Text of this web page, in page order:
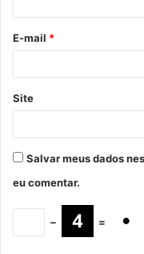
E-mail *
Site
Salvar meus dados
eu comentar.
− =